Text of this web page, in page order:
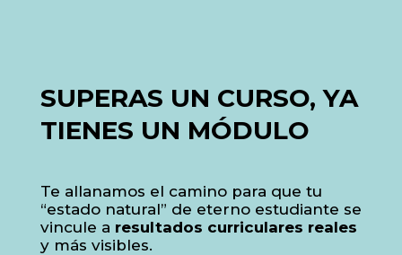
SUPERAS UN CURSO, YA
TIENES UN MÓDULO
Te allanamos el camino para que tu
“estado natural” de eterno estudiante se
vincule a resultados curriculares reales
y más visibles.